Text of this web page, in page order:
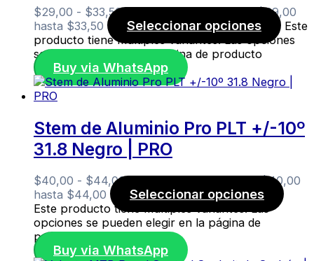
$29,00 - $33,50Rango de precios: desde $29,00
hasta $33,50
Seleccionar opciones
Este
producto tiene múltiples variantes. Las opciones
se pueden elegir en la página de producto
Buy via WhatsApp
Stem de Aluminio Pro PLT +/-10º
31.8 Negro | PRO
$40,00 - $44,00Rango de precios: desde $40,00
hasta $44,00
Seleccionar opciones
Este producto tiene múltiples variantes. Las
opciones se pueden elegir en la página de
producto
Buy via WhatsApp